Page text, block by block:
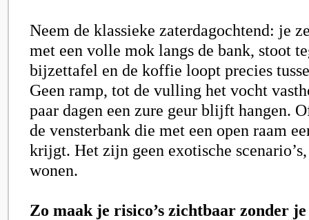
Neem de klassieke zaterdagochtend: je
met een volle mok langs de bank, stoot
bijzettafel en de koffie loopt precies
Geen ramp, tot de vulling het vocht
paar dagen een zure geur blijft hangen.
de vensterbank die met een open raam
krijgt. Het zijn geen exotische
wonen.
Zo maak je risico’s zichtbaar zonder